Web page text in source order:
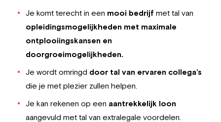
Je komt terecht in een mooi bedrijf met tal van
opleidingsmogelijkheden met maximale
ontplooiingskansen en
doorgroeimogelijkheden.
Je wordt omringd door tal van ervaren collega’s
die je met plezier zullen helpen.
Je kan rekenen op een aantrekkelijk loon
aangevuld met tal van extralegale voordelen.